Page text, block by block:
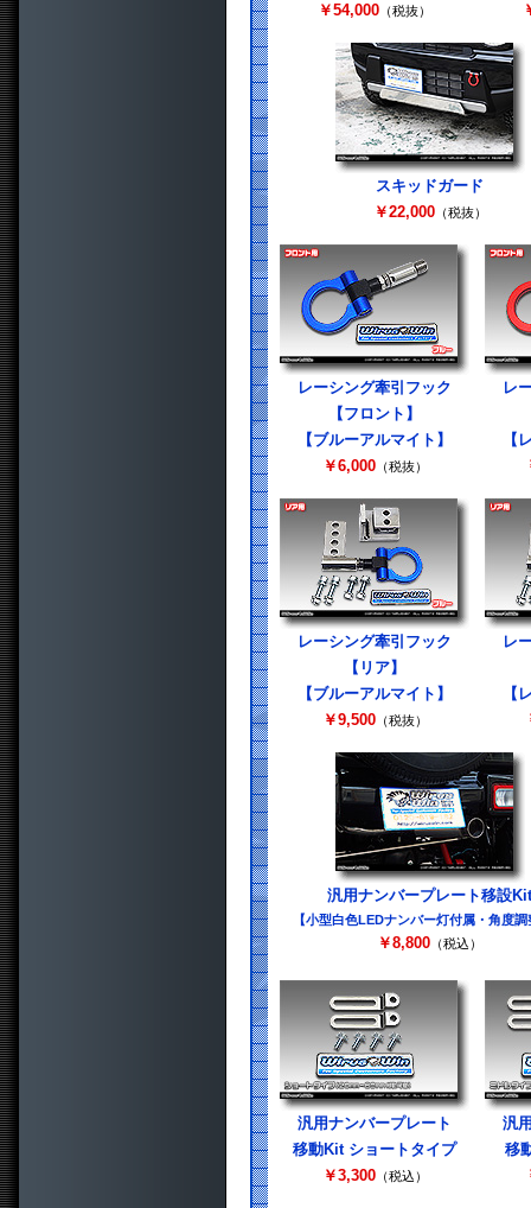
￥54,000 （税抜）
スキッドガード
￥22,000（税抜）
レーシング牽引フック
【フロント】
【ブルーアルマイト】
￥6,000（税抜）
レ
【
レーシング牽引フック
【リア】
【ブルーアルマイト】
￥9,500（税抜）
レ
【
汎用ナンバープレート移設Kit
【小型白色LEDナンバー灯付属・角度調
￥8,800 （税込）
汎用ナンバープレート
移動Kit ショートタイプ
￥3,300（税込）
汎
移